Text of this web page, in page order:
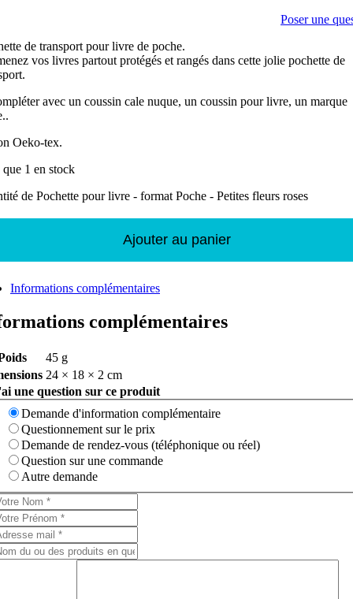
Poser une
de transport pour livre de poche.
vos livres partout protégés et rangés dans cette jolie pochette de
avec un coussin cale nuque, un coussin pour livre, un marque
Oeko-tex.
que 1 en stock
de Pochette pour livre - format Poche - Petites fleurs roses
Ajouter au panier
Informations complémentaires
complémentaires
45 g
24 × 18 × 2 cm
une question sur ce produit
Demande d'information complémentaire
Questionnement sur le prix
Demande de rendez-vous (téléphonique ou réel)
Question sur une commande
Autre demande